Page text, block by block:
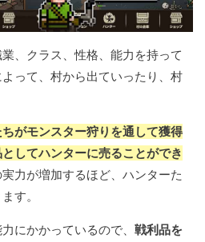
、クラス、性格、能力を持って
って、村から出ていったり、村
がモンスター狩りを通して獲得
してハンターに売ることができ
力が増加するほど、ハンターた
す。
にかかっているので、 戦利品を